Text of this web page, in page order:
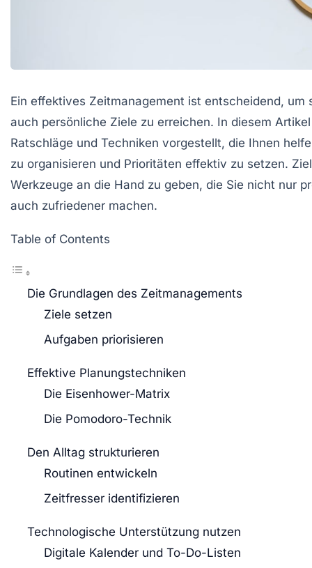
Ein effektives Zeitmanagement ist entscheidend, um
auch persönliche Ziele zu erreichen. In diesem
Ratschläge und Techniken vorgestellt, die Ihnen
zu organisieren und Prioritäten effektiv zu setzen.
Werkzeuge an die Hand zu geben, die Sie nicht nur
auch zufriedener machen.
Table of Contents
Die Grundlagen des Zeitmanagements
Ziele setzen
Aufgaben priorisieren
Effektive Planungstechniken
Die Eisenhower-Matrix
Die Pomodoro-Technik
Den Alltag strukturieren
Routinen entwickeln
Zeitfresser identifizieren
Technologische Unterstützung nutzen
Digitale Kalender und To-Do-Listen